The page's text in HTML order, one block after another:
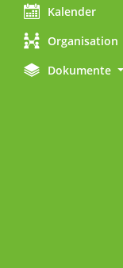
Kalender
Organisation
Dokumente